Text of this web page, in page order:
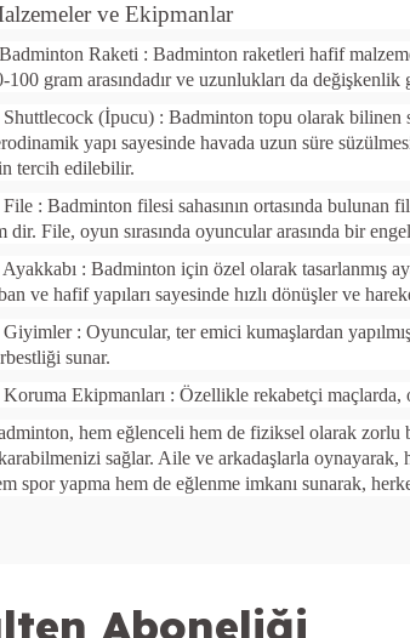
ve Ekipmanlar
Raketi : Badminton raketleri hafif
100 gram arasındadır ve uzunlukları da
(İpucu) : Badminton topu olarak bilinen
yapı sayesinde havada uzun süre
tercih edilebilir.
: Badminton filesi sahasının ortasında
dir. File, oyun sırasında oyuncular arasında bir
: Badminton için özel olarak tasarlanmış
ve hafif yapıları sayesinde hızlı dönüşler ve
Giyimler : Oyuncular, ter emici kumaşlardan
sunar.
Koruma Ekipmanları : Özellikle rekabetçi
hem eğlenceli hem de fiziksel olarak zorlu
sağlar. Aile ve arkadaşlarla
spor yapma hem de eğlenme imkanı sunarak,
Aboneliği